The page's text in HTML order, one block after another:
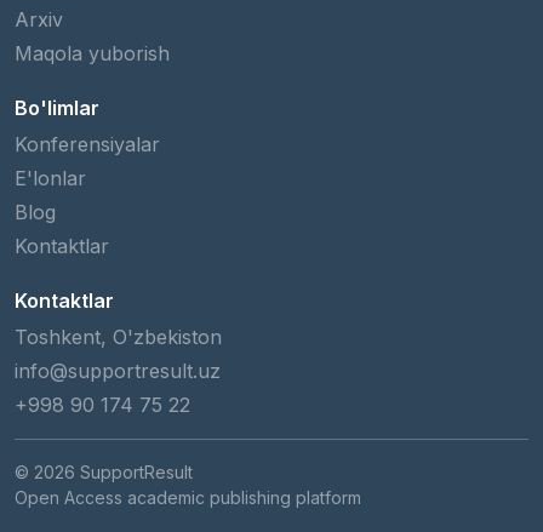
Arxiv
Maqola yuborish
Bo'limlar
Konferensiyalar
E'lonlar
Blog
Kontaktlar
Kontaktlar
Toshkent, O'zbekiston
info@supportresult.uz
+998 90 174 75 22
© 2026 SupportResult
Open Access academic publishing platform